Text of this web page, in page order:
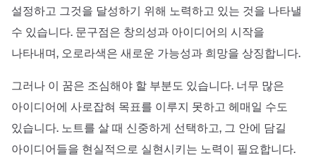
설정하고 그것을 달성하기 위해 노력하고 있는 것을 나타낼
수 있습니다. 문구점은 창의성과 아이디어의 시작을
나타내며, 오로라색은 새로운 가능성과 희망을 상징합니다.
그러나 이 꿈은 조심해야 할 부분도 있습니다. 너무 많은
아이디어에 사로잡혀 목표를 이루지 못하고 헤매일 수도
있습니다. 노트를 살 때 신중하게 선택하고, 그 안에 담길
아이디어들을 현실적으로 실현시키는 노력이 필요합니다.